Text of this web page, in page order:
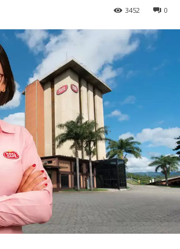
0
3452